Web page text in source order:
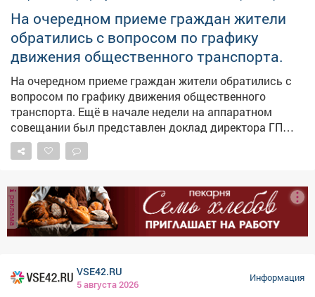
На очередном приеме граждан жители
обратились с вопросом по графику
движения общественного транспорта.
На очередном приеме граждан жители обратились с
вопросом по графику движения общественного
транспорта. Ещё в начале недели на аппаратном
совещании был представлен доклад директора ГП
АТП о работе предприятия. Было поручено учесть
пожелания жителей, хотя понимаю, что всем не
можно. Также на этом приеме рассмотрели вопросы
благоустройства дворов, капитального ремонта
домов, личные проблемы правового характера.
Попасть на прием по личным вопросам можно
Строителей 18, общественная приемная граждан.
Предварительная запись по телефону: 2-75-04.
реклама
VSE42.RU
5 августа 2026
Информация